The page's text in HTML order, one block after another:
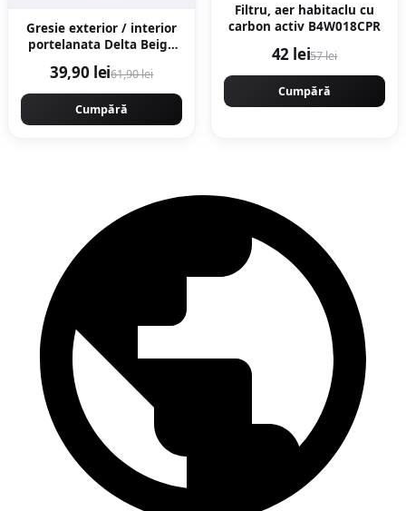
Gresie exterior / interior
portelanata Delta Beige
rectificata tip piatra
39,90 lei61,90 lei
Cumpără
Filtru, aer habitaclu cu
carbon activ B4W018CPR
42 lei57 lei
Cumpără